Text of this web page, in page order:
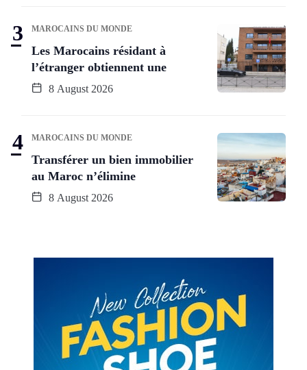
MAROCAINS DU MONDE
Les Marocains résidant à
l’étranger obtiennent une
8 August 2026
MAROCAINS DU MONDE
Transférer un bien immobilier
au Maroc n’élimine
8 August 2026